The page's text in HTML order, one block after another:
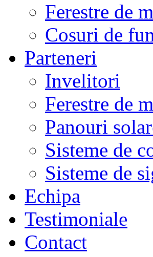
Ferestre de
Cosuri de
Parteneri
Invelitori
Ferestre de
Panouri
Sisteme de
Sisteme de
Echipa
Testimoniale
Contact